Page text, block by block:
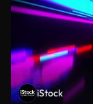
iStock